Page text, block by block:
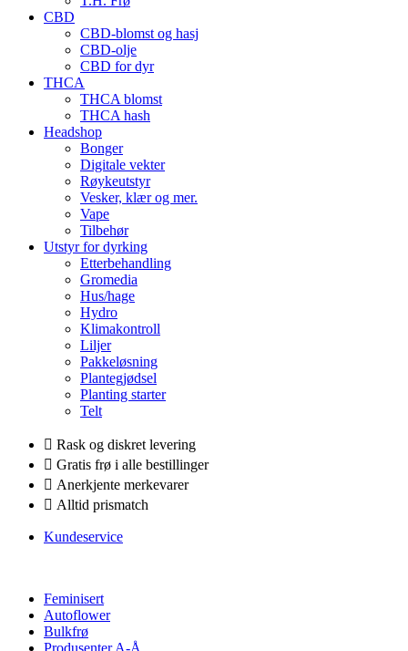
CBD
CBD-blomst og hasj
CBD-olje
CBD for dyr
THCA
THCA blomst
THCA hash
Headshop
Bonger
Digitale vekter
Røykeutstyr
Vesker, klær og mer.
Vape
Tilbehør
Utstyr for dyrking
Etterbehandling
Gromedia
Hus/hage
Hydro
Klimakontroll
Liljer
Pakkeløsning
Plantegjødsel
Planting starter
Telt
Rask og diskret levering
Gratis frø i alle bestillinger
Anerkjente merkevarer
Alltid prismatch
Kundeservice
Feminisert
Autoflower
Bulkfrø
Produsenter A-Å